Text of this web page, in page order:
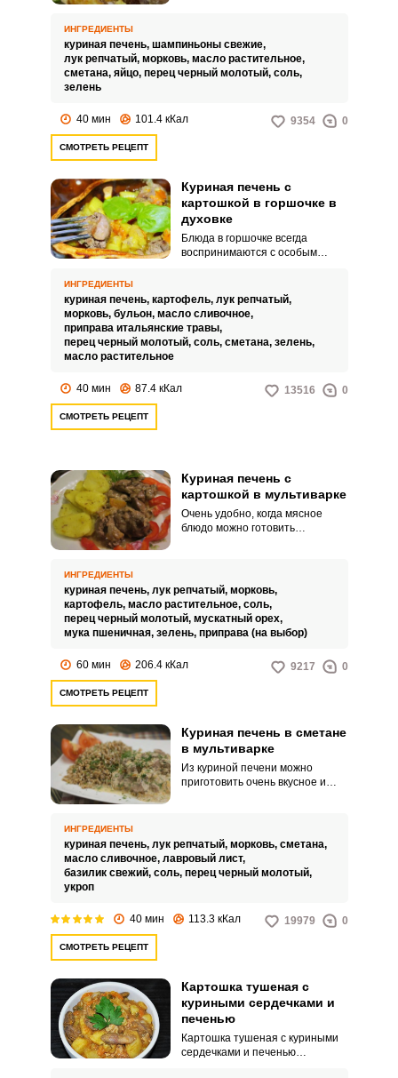
репчатым луком и грибами –
результат удивит сочностью,
насыщенностью и аппетитным
ароматом.
ИНГРЕДИЕНТЫ
куриная печень, шампиньоны свежие,
лук репчатый, морковь, масло растительное,
сметана, яйцо, перец черный молотый, соль,
зелень
40 мин 101.4 кКал 9354 0
СМОТРЕТЬ РЕЦЕПТ
Куриная печень с
картошкой в горшочке в
духовке
Блюда в горшочке всегда
воспринимаются с особым
ИНГРЕДИЕНТЫ
куриная печень, картофель, лук репчатый,
морковь, бульон, масло сливочное,
приправа итальянские травы,
перец черный молотый, соль, сметана, зелень,
масло растительное
40 мин 87.4 кКал 13516 0
СМОТРЕТЬ РЕЦЕПТ
Куриная печень с
картошкой в мультиварке
Очень удобно, когда мясное
блюдо можно готовить
получается особенно
насыщенным.
ИНГРЕДИЕНТЫ
куриная печень, лук репчатый, морковь,
картофель, масло растительное, соль,
перец черный молотый, мускатный орех,
мука пшеничная, зелень, приправа (на выбор)
60 мин 206.4 кКал 9217 0
СМОТРЕТЬ РЕЦЕПТ
Куриная печень в сметане
в мультиварке
Из куриной печени можно
приготовить очень вкусное и
Готовить этот субпродукт будем
в мультиварке, с добавлением
репчатого лука и моркови.
ИНГРЕДИЕНТЫ
куриная печень, лук репчатый, морковь, сметана,
масло сливочное, лавровый лист,
базилик свежий, соль, перец черный молотый,
укроп
40 мин 113.3 кКал 19979 0
СМОТРЕТЬ РЕЦЕПТ
Картошка тушеная с
куриными сердечками и
печенью
Картошка тушеная с куриными
сердечками и печенью
ВХОД
Забыли пароль?